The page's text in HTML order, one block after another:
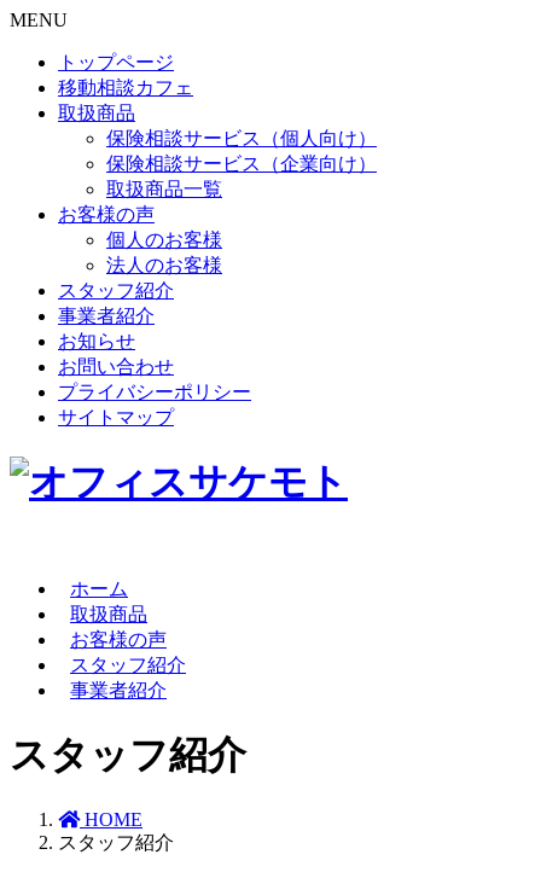
MENU
トップページ
移動相談カフェ
取扱商品
保険相談サービス（個人向け）
保険相談サービス（企業向け）
取扱商品一覧
お客様の声
個人のお客様
法人のお客様
スタッフ紹介
事業者紹介
お知らせ
お問い合わせ
プライバシーポリシー
サイトマップ
ホーム
取扱商品
お客様の声
スタッフ紹介
事業者紹介
スタッフ紹介
HOME
スタッフ紹介